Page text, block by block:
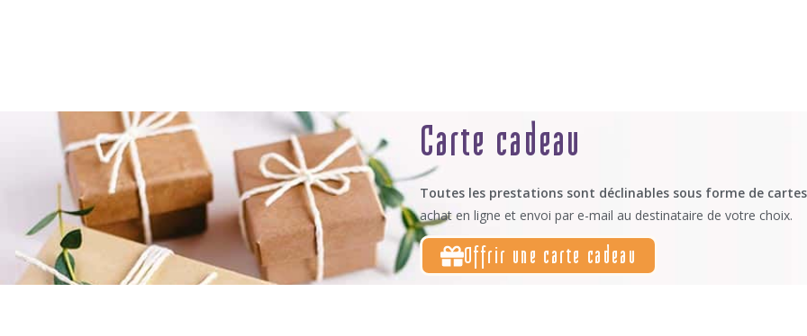
Carte cadeau
Toutes les prestations sont déclinables sous forme de
achat en ligne et envoi par e-mail au destinataire de votre choix.
Offrir une carte cadeau